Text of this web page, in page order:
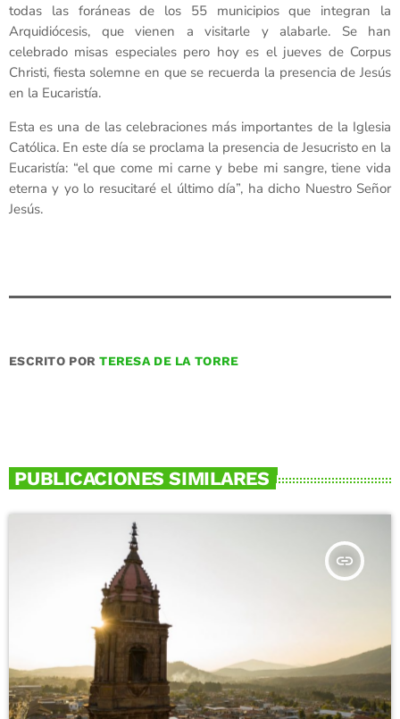
todas las foráneas de los 55 municipios que integran la
Arquidiócesis, que vienen a visitarle y alabarle. Se han
celebrado misas especiales pero hoy es el jueves de Corpus
Christi, fiesta solemne en que se recuerda la presencia de Jesús
en la Eucaristía.
Esta es una de las celebraciones más importantes de la Iglesia
Católica. En este día se proclama la presencia de Jesucristo en la
Eucaristía: “el que come mi carne y bebe mi sangre, tiene vida
eterna y yo lo resucitaré el último día”, ha dicho Nuestro Señor
Jesús.
ESCRITO PORTERESA DE LA TORRE
PUBLICACIONES SIMILARES
insert_link